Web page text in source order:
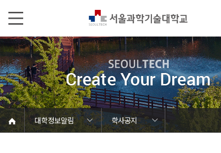
대학정보알림
학사공지
대학정보알림
정보공개
정보서비스안내
온라인민원센터
청렴행정
갑질신고센터
유실물 센터
SEOULTECH광장
대학공지사항
학사공지
장학공지
대학원공지
취업공지
대학입찰
채용정보
공모/외부행사
등록금심의위원회
코로나바이러스19 대응안내
재정위원회